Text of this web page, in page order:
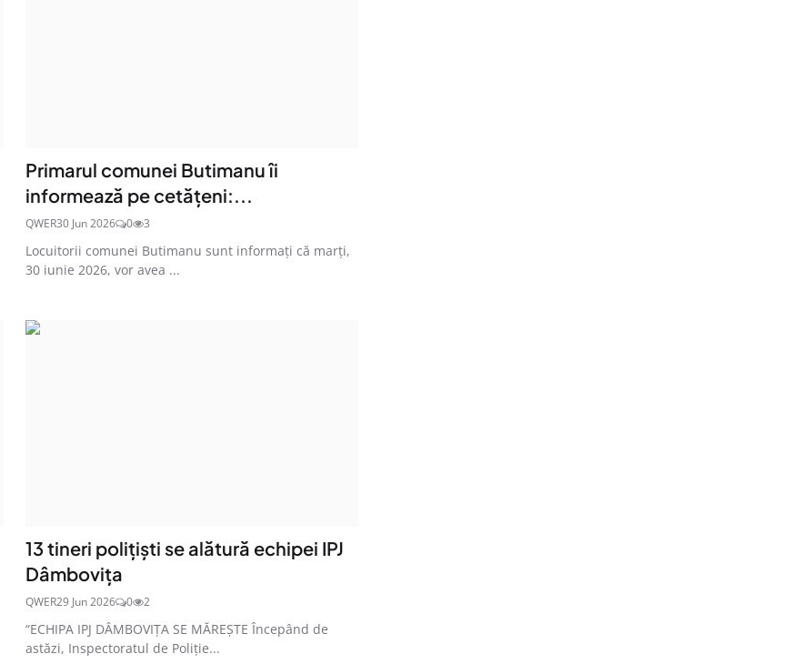
Primarul comunei Butimanu îi
informează pe cetățeni:...
QWER30 Jun 2026 0 3
Locuitorii comunei Butimanu sunt informați că marți,
30 iunie 2026, vor avea ...
13 tineri polițiști se alătură echipei IPJ
Dâmbovița
QWER29 Jun 2026 0 2
“ECHIPA IPJ DÂMBOVIȚA SE MĂREȘTE Începând de
astăzi, Inspectoratul de Poliție...